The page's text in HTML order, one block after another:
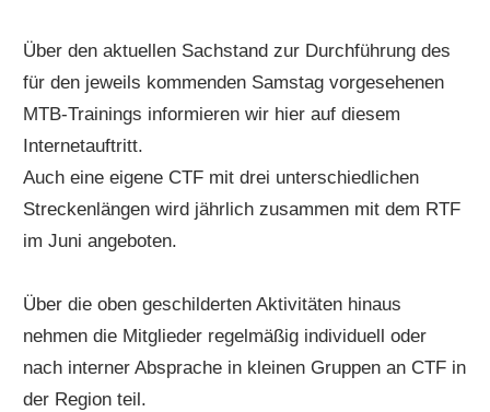
Über den aktuellen Sachstand zur Durchführung des
für den jeweils kommenden Samstag vorgesehenen
MTB-Trainings informieren wir hier auf diesem
Internetauftritt.
Auch eine eigene CTF mit drei unterschiedlichen
Streckenlängen wird jährlich zusammen mit dem RTF
im Juni angeboten.
Über die oben geschilderten Aktivitäten hinaus
nehmen die Mitglieder regelmäßig individuell oder
nach interner Absprache in kleinen Gruppen an CTF in
der Region teil.